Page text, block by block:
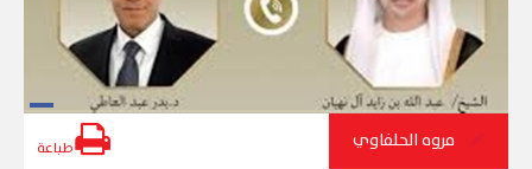
مروه الحلفاوي طباعة